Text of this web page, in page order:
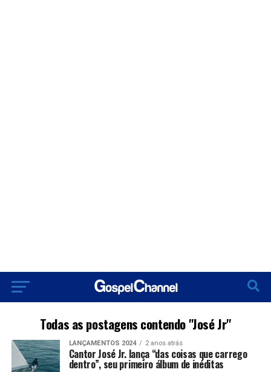
Todas as postagens contendo "José Jr"
LANÇAMENTOS 2024 2 anos atrás
Cantor José Jr. lança “das coisas que carrego
dentro”, seu primeiro álbum de inéditas